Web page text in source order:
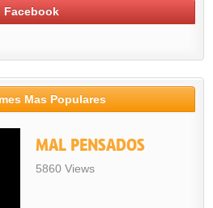
Facebook
Mas Populares
MAL PENSADOS
5860 Views